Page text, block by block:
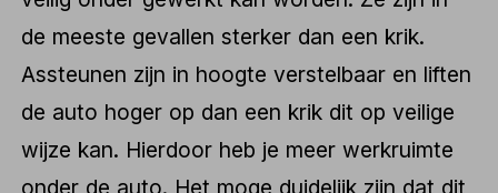
de meeste gevallen sterker dan een krik.
Assteunen zijn in hoogte verstelbaar en liften
de auto hoger op dan een krik dit op veilige
wijze kan. Hierdoor heb je meer werkruimte
onder de auto. Het moge duidelijk zijn dat dit